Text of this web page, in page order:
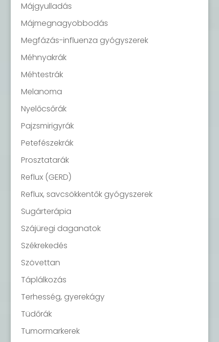
Májgyulladás
Májmegnagyobbodás
Megfázás-influenza gyógyszerek
Méhnyakrák
Méhtestrák
Melanoma
Nyelőcsőrák
Pajzsmirigyrák
Petefészekrák
Prosztatarák
Reflux (GERD)
Reflux, savcsökkentők gyógyszerek
Sugárterápia
Szájüregi daganatok
Székrekedés
Szövettan
Táplálkozás
Terhesség, gyerekágy
Tüdőrák
Tumormarkerek